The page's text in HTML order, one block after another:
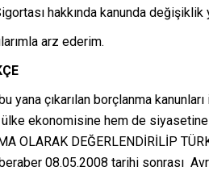
hakkında kanunda
arz ederim.
yana çıkarılan borçlanma
ekonomisine hem de siyasetine
OLARAK DEĞERLENDİRİLİP
beraber 08.05.2008 tarihi sonrası